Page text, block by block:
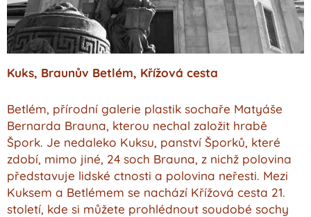
Kuks, Braunův Betlém, Křížová cesta
Betlém, přírodní galerie plastik sochaře Matyáše
Bernarda Brauna, kterou nechal založit hrabě
Špork. Je nedaleko Kuksu, panství Šporků, které
zdobí, mimo jiné, 24 soch Brauna, z nichž polovina
představuje lidské ctnosti a polovina neřesti. Mezi
Kuksem a Betlémem se nachází Křížová cesta 21.
století, kde si můžete prohlédnout soudobé sochy